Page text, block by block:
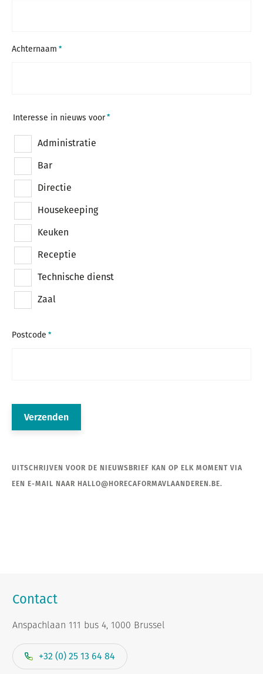
Achternaam
Interesse in nieuws voor
Administratie
Bar
Directie
Housekeeping
Keuken
Receptie
Technische dienst
Zaal
Postcode
UITSCHRIJVEN VOOR DE NIEUWSBRIEF KAN OP ELK MOMENT VIA
EEN E-MAIL NAAR HALLO@HORECAFORMAVLAANDEREN.BE.
Contact
Anspachlaan 111 bus 4, 1000 Brussel
+32 (0) 25 13 64 84